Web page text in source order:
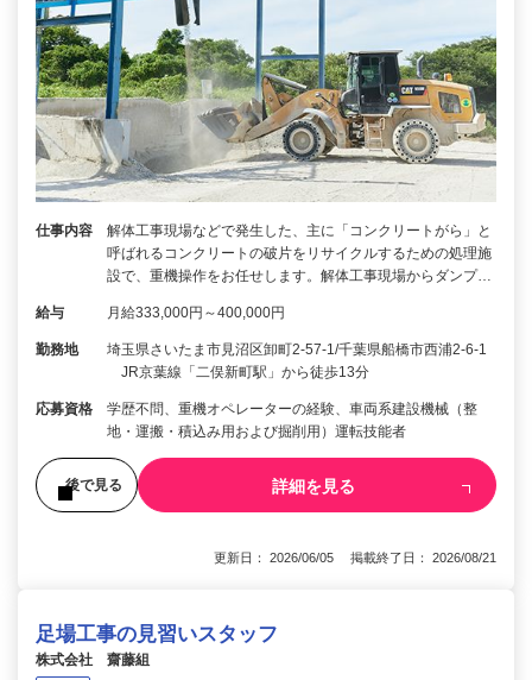
仕事内容
解体工事現場などで発生した、主に「コンクリートがら」と
呼ばれるコンクリートの破片をリサイクルするための処理施
設で、重機操作をお任せします。解体工事現場からダンプ…
給与 月給333,000円～400,000円
勤務地
埼玉県さいたま市見沼区卸町2-57-1/千葉県船橋市西浦2-6-1
JR京葉線「二俣新町駅」から徒歩13分
応募資格
学歴不問、重機オペレーターの経験、車両系建設機械（整
地・運搬・積込み用および掘削用）運転技能者
後で見る 詳細を見る
更新日： 2026/06/05 掲載終了日： 2026/08/21
足場工事の見習いスタッフ
株式会社 齋藤組